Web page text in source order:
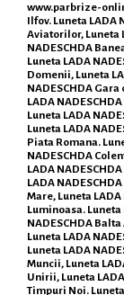
www.parbrize-
Ilfov. Luneta LADA
Aviatorilor, Luneta
NADESCHDA
Luneta LADA
Domenii, Luneta
NADESCHDA
LADA
Luneta LADA
Luneta LADA
Piata Romana.
NADESCHDA
LADA
LADA
Mare, Luneta LADA
Luminoasa. Luneta
NADESCHDA
Luneta LADA
Luneta LADA
Muncii, Luneta
Unirii, Luneta
Timpuri Noi.